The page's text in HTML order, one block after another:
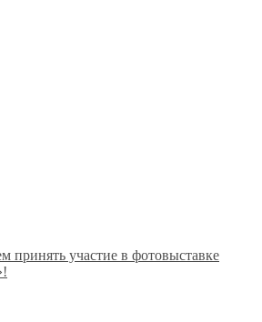
принять участие в фотовыставке